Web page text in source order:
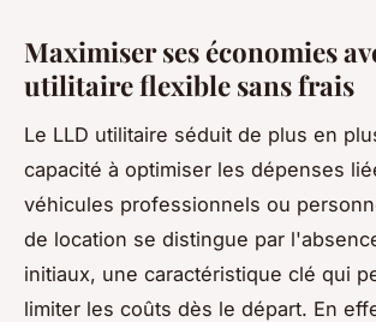
Maximiser ses économies
utilitaire flexible sans frais
Le LLD utilitaire séduit de plus en
capacité à optimiser les dépenses
véhicules professionnels ou
de location se distingue par
initiaux, une caractéristique clé qui
limiter les coûts dès le départ. En